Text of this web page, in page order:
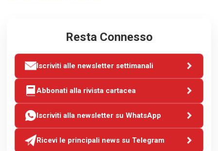
Resta Connesso
Iscriviti alle newsletter settimanali
Abbonati alla rivista cartacea
Iscriviti alla newsletter su WhatsApp
Ricevi le principali news su Telegram